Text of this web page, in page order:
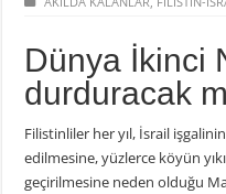
Dünya İkinci
durduracak
Filistinliler her yıl, İsrail
edilmesine, yüzlerce köyün
geçirilmesine neden olduğu